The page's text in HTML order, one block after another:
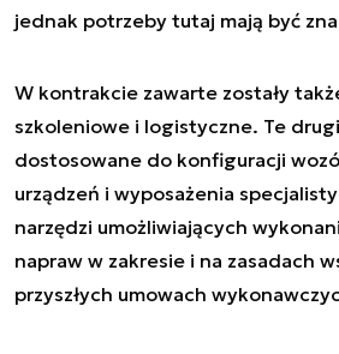
jednak potrzeby tutaj mają być
W kontrakcie zawarte zostały
szkoleniowe i logistyczne. Te
dostosowane do konfiguracji
urządzeń i wyposażenia
narzędzi umożliwiających
napraw w zakresie i na zasadach
przyszłych umowach